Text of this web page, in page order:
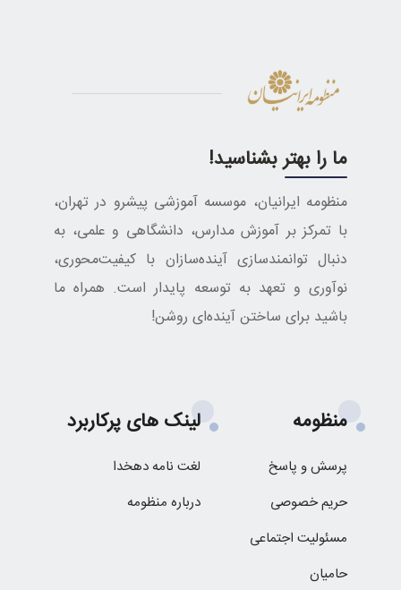
ما را بهتر بشناسید!
منظومه ایرانیان، موسسه آموزشی پیشرو در تهران،
با تمرکز بر آموزش مدارس، دانشگاهی و علمی، به
دنبال توانمندسازی آینده‌سازان با کیفیت‌محوری،
نوآوری و تعهد به توسعه پایدار است. همراه ما
باشید برای ساختن آینده‌ای روشن!
منظومه
پرسش و پاسخ
حریم خصوصی
مسئولیت اجتماعی
حامیان
لینک های پرکاربرد
لغت نامه دهخدا
درباره منظومه